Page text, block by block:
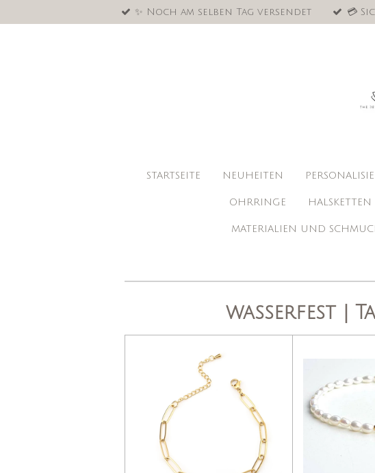
Hauptinhalt
✨ Noch am selben Tag versendet 💳
STARTSEITE NEUHEITEN
OHRRINGE HALSKETTEN
MATERIALIEN UND
wasserfest |